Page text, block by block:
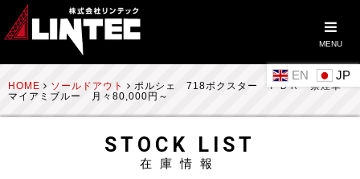
MENU
EN
HOME ソールドアウト
ポルシェ 718ボクスター ＰＤＫ 禁煙車
マイアミブルー 月々80,000円～
STOCK LIST
在庫情報